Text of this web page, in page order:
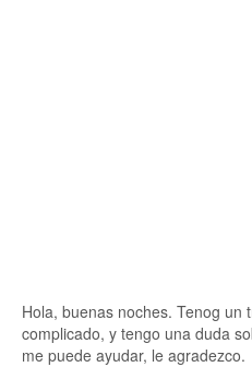
Hola, buenas noches. Tenog un
complicado, y tengo una duda
me puede ayudar, le agradezco.